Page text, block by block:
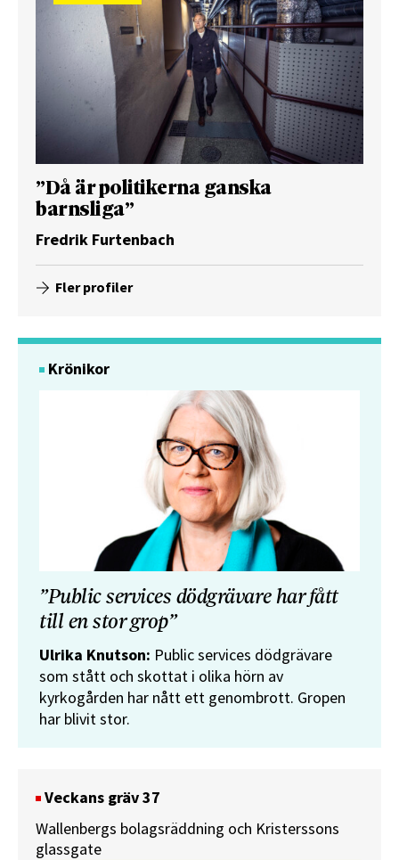
”Då är politikerna ganska
barnsliga”
Fredrik Furtenbach
Fler profiler
Krönikor
”Public services dödgrävare har fått
till en stor grop”
Ulrika Knutson: Public services dödgrävare
som stått och skottat i olika hörn av
kyrkogården har nått ett genombrott. Gropen
har blivit stor.
Veckans gräv 37
Wallenbergs bolagsräddning och Kristerssons
glassgate